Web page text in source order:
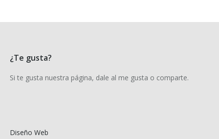
¿Te gusta?
Si te gusta nuestra página, dale al me gusta o comparte.
Diseño Web